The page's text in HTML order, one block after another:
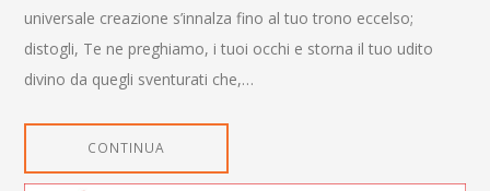
universale creazione s’innalza fino al tuo trono eccelso;
distogli, Te ne preghiamo, i tuoi occhi e storna il tuo udito
divino da quegli sventurati che,…
CONTINUA